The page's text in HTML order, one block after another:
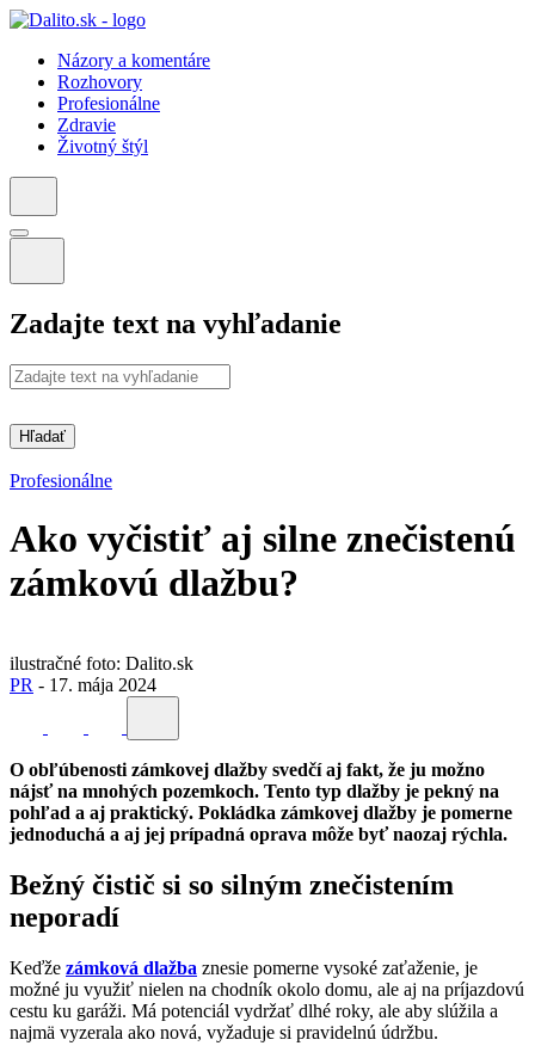
Názory a komentáre
Rozhovory
Profesionálne
Zdravie
Životný štýl
Zadajte text na vyhľadanie
Hľadať
Profesionálne
Ako vyčistiť aj silne znečistenú
zámkovú dlažbu?
ilustračné foto: Dalito.sk
PR - 17. mája 2024
O obľúbenosti zámkovej dlažby svedčí aj fakt, že ju možno
nájsť na mnohých pozemkoch. Tento typ dlažby je pekný na
pohľad a aj praktický. Pokládka zámkovej dlažby je pomerne
jednoduchá a aj jej prípadná oprava môže byť naozaj rýchla.
Bežný čistič si so silným znečistením
neporadí
Keďže zámková dlažba znesie pomerne vysoké zaťaženie, je
možné ju využiť nielen na chodník okolo domu, ale aj na príjazdovú
cestu ku garáži. Má potenciál vydržať dlhé roky, ale aby slúžila a
najmä vyzerala ako nová, vyžaduje si pravidelnú údržbu.